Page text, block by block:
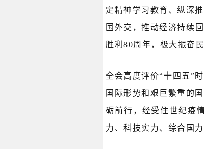
定精神学习教育、纵深
国外交，推动经济持续
胜利80周年，极大振奋
全会高度评价“十四五”
国际形势和艰巨繁重的
砺前行，经受住世纪疫
力、科技实力、综合国